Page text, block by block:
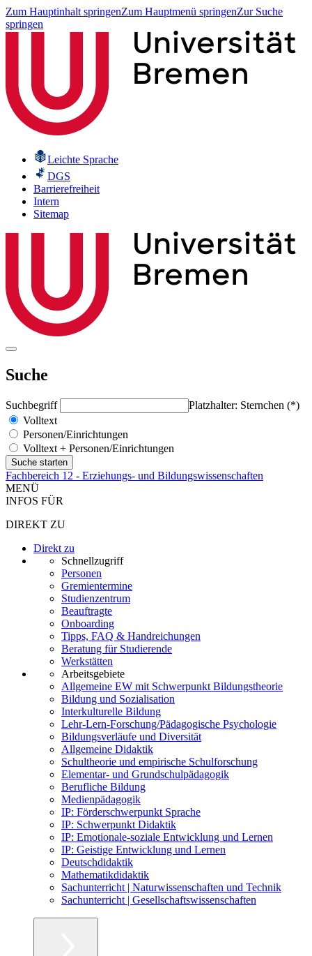
Zum Hauptinhalt springenZum Hauptmenü springenZur Suche
springen
Leichte Sprache
DGS
Barrierefreiheit
Intern
Sitemap
Suche
Suchbegriff
Platzhalter: Sternchen (*)
Volltext
Personen/Einrichtungen
Volltext + Personen/Einrichtungen
Fachbereich 12 - Erziehungs- und Bildungswissenschaften
MENÜ
INFOS FÜR
DIREKT ZU
Direkt zu
Schnellzugriff
Personen
Gremientermine
Studienzentrum
Beauftragte
Onboarding
Tipps, FAQ & Handreichungen
Beratung für Studierende
Werkstätten
Arbeitsgebiete
Allgemeine EW mit Schwerpunkt Bildungstheorie
Bildung und Sozialisation
Interkulturelle Bildung
Lehr-Lern-Forschung/Pädagogische Psychologie
Bildungsverläufe und Diversität
Allgemeine Didaktik
Schultheorie und empirische Schulforschung
Elementar- und Grundschulpädagogik
Berufliche Bildung
Medienpädagogik
IP: Förderschwerpunkt Sprache
IP: Schwerpunkt Didaktik
IP: Emotionale-soziale Entwicklung und Lernen
IP: Geistige Entwicklung und Lernen
Deutschdidaktik
Mathematikdidaktik
Sachunterricht | Naturwissenschaften und Technik
Sachunterricht | Gesellschaftswissenschaften